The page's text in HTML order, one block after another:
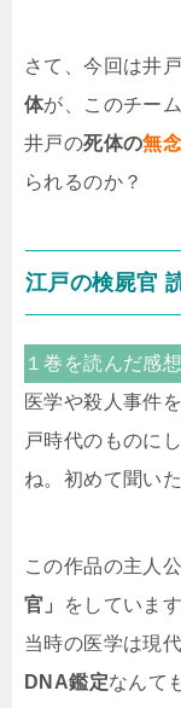
さて、今回は井
体が、このチー
井戸の死体の無
られるのか？
江戸の検屍官
１巻を読んだ感想
医学や殺人事件
戸時代のものに
ね。初めて聞い
この作品の主人
官」
をしています
当時の医学は現
DNA鑑定なんて